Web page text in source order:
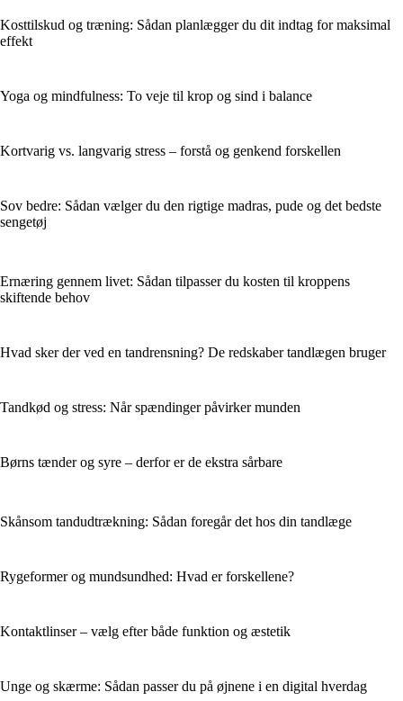
Kosttilskud og træning: Sådan planlægger du dit indtag for maksimal
effekt
Yoga og mindfulness: To veje til krop og sind i balance
Kortvarig vs. langvarig stress – forstå og genkend forskellen
Sov bedre: Sådan vælger du den rigtige madras, pude og det bedste
sengetøj
Ernæring gennem livet: Sådan tilpasser du kosten til kroppens
skiftende behov
Hvad sker der ved en tandrensning? De redskaber tandlægen bruger
Tandkød og stress: Når spændinger påvirker munden
Børns tænder og syre – derfor er de ekstra sårbare
Skånsom tandudtrækning: Sådan foregår det hos din tandlæge
Rygeformer og mundsundhed: Hvad er forskellene?
Kontaktlinser – vælg efter både funktion og æstetik
Unge og skærme: Sådan passer du på øjnene i en digital hverdag